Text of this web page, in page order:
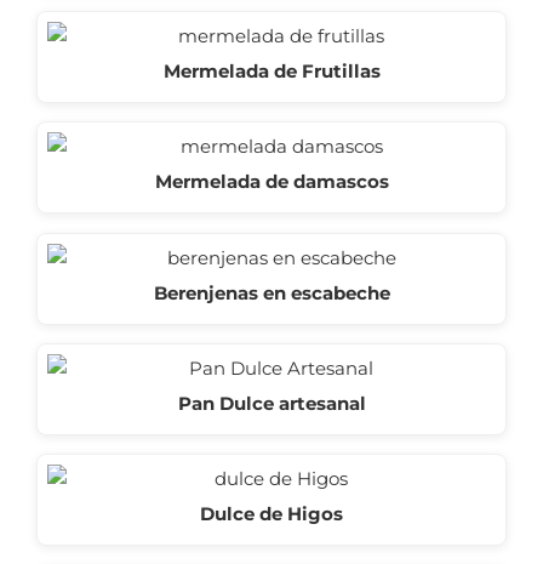
Mermelada de Frutillas
Mermelada de damascos
Berenjenas en escabeche
Pan Dulce artesanal
Dulce de Higos